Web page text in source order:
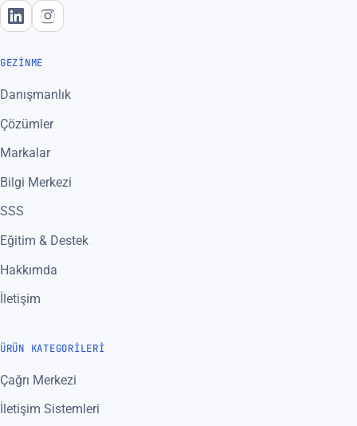
LinkedInInstagram
GEZINME
Danışmanlık
Çözümler
Markalar
Bilgi Merkezi
SSS
Eğitim & Destek
Hakkımda
İletişim
ÜRÜN KATEGORILERI
Çağrı Merkezi
İletişim Sistemleri